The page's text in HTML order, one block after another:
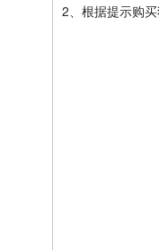
2、根据提示购